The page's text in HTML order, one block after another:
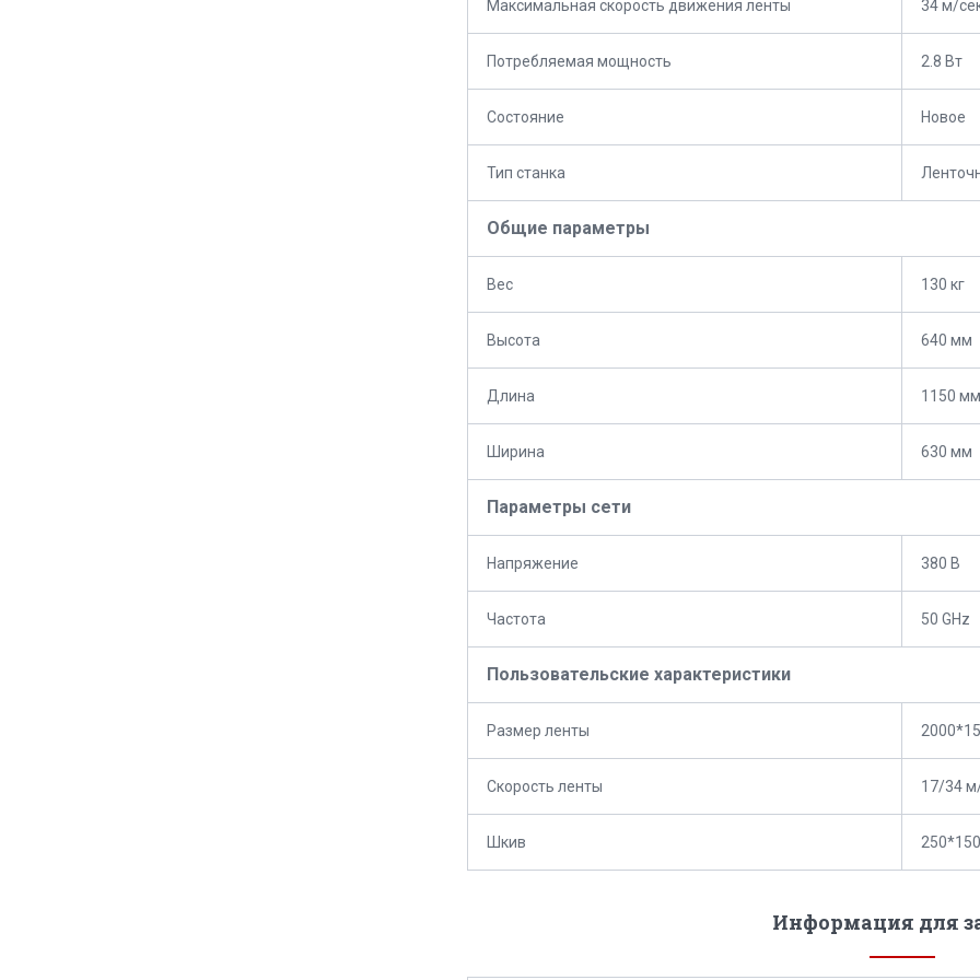
Максимальная скорость движения ленты 34 м/
Потребляемая мощность 2.8 Вт
Состояние Новое
Тип станка
Общие параметры
Вес 130 кг
Высота 640 мм
Длина 1150 мм
Ширина 630 мм
Параметры сети
Напряжение 380 В
Частота 50 GHz
Пользовательские характеристики
Размер ленты
Скорость ленты 17/34
Шкив
Информация для